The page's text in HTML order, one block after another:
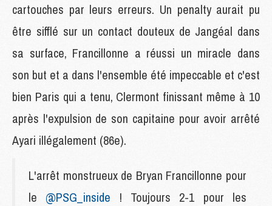
cartouches par leurs erreurs. Un penalty aurait pu
être sifflé sur un contact douteux de Jangéal dans
sa surface, Francillonne a réussi un miracle dans
son but et a dans l'ensemble été impeccable et c'est
bien Paris qui a tenu, Clermont finissant même à 10
après l'expulsion de son capitaine pour avoir arrêté
Ayari illégalement (86e).
L'arrêt monstrueux de Bryan Francillonne pour
le @PSG_inside ! Toujours 2-1 pour les